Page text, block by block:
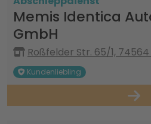
Memis Identica
GmbH
Roßfelder Str. 65/1,
Kundenliebling